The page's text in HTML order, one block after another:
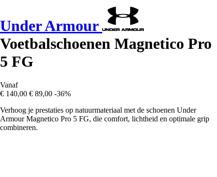
Under Armour
Voetbalschoenen Magnetico Pro
5 FG
Vanaf
€ 140,00 € 89,00 -36%
Verhoog je prestaties op natuurmateriaal met de schoenen Under
Armour Magnetico Pro 5 FG, die comfort, lichtheid en optimale grip
combineren.